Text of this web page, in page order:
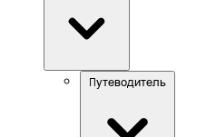
Путеводитель